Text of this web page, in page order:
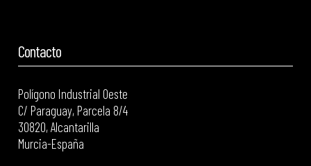
Contacto
Polígono Industrial Oeste
C/ Paraguay, Parcela 8/4
30820, Alcantarilla
Murcia-España